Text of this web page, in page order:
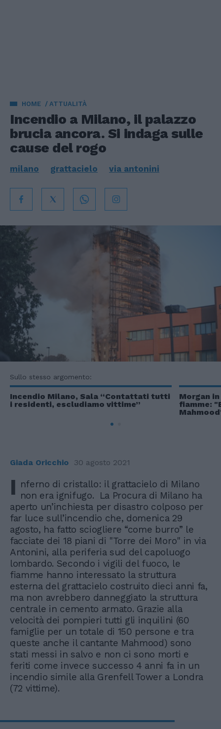
HOME ATTUALITÀ
Incendio a Milano, il palazzo
brucia ancora. Si indaga sulle
cause del rogo
milano grattacielo via antonini
Sullo stesso argomento:
Incendio Milano, Sala “Contattati tutti
i residenti, escludiamo vittime”
Morgan
fiamme:
Giada Oricchio 30 agosto 2021
I nferno di cristallo: il grattacielo di Milano
non era ignifugo. La Procura di Milano ha
aperto un’inchiesta per disastro colposo per
far luce sull’incendio che, domenica 29
agosto, ha fatto sciogliere “come burro” le
facciate dei 18 piani di "Torre dei Moro" in via
Antonini, alla periferia sud del capoluogo
lombardo. Secondo i vigili del fuoco, le
fiamme hanno interessato la struttura
esterna del grattacielo costruito dieci anni fa,
ma non avrebbero danneggiato la struttura
centrale in cemento armato. Grazie alla
velocità dei pompieri tutti gli inquilini (60
famiglie per un totale di 150 persone e tra
queste anche il cantante Mahmood) sono
stati messi in salvo e non ci sono morti e
feriti come invece successo 4 anni fa in un
incendio simile alla Grenfell Tower a Londra
(72 vittime).